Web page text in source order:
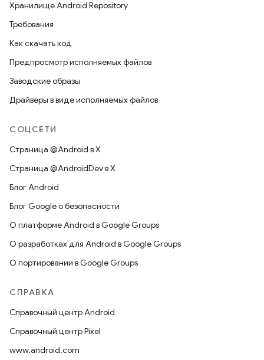
Хранилище Android Repository
Требования
Как скачать код
Предпросмотр исполняемых файлов
Заводские образы
Драйверы в виде исполняемых файлов
СОЦСЕТИ
Страница @Android в X
Страница @AndroidDev в X
Блог Android
Блог Google о безопасности
О платформе Android в Google Groups
О разработках для Android в Google Groups
О портировании в Google Groups
СПРАВКА
Справочный центр Android
Справочный центр Pixel
www.android.com